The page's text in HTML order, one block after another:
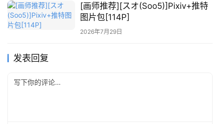
[画师推荐][スオ(Soo5)]Pixiv+推特
图片包[114P]
2026年7月29日
发表回复